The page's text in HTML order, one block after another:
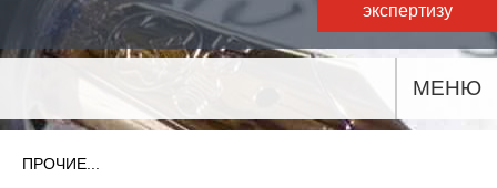
экспертизу
МЕНЮ
ПРОЧИЕ...